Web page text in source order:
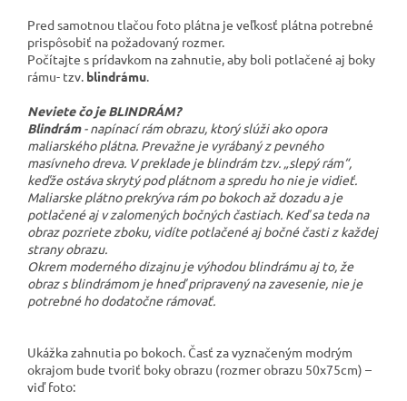
Pred samotnou tlačou foto plátna je veľkosť plátna potrebné
prispôsobiť na požadovaný rozmer.
Počítajte s prídavkom na zahnutie, aby boli potlačené aj boky
rámu- tzv. blindrámu.
Neviete čo je BLINDRÁM?
Blindrám- napínací rám obrazu, ktorý slúži ako opora
maliarského plátna. Prevažne je vyrábaný z pevného
masívneho dreva. V preklade je blindrám tzv. „slepý rám“,
keďže ostáva skrytý pod plátnom a spredu ho nie je vidieť.
Maliarske plátno prekrýva rám po bokoch až dozadu a je
potlačené aj v zalomených bočných častiach. Keď sa teda na
obraz pozriete zboku, vidíte potlačené aj bočné časti z každej
strany obrazu.
Okrem moderného dizajnu je výhodou blindrámu aj to, že
obraz s blindrámom je hneď pripravený na zavesenie, nie je
potrebné ho dodatočne rámovať.
Ukážka zahnutia po bokoch. Časť za vyznačeným modrým
okrajom bude tvoriť boky obrazu (rozmer obrazu 50x75cm) –
viď foto: